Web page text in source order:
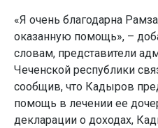
«Я очень благодарна
оказанную помощь», –
словам, представители
Чеченской республики
сообщив, что Кадыров
помощь в лечении ее
декларации о доходах,